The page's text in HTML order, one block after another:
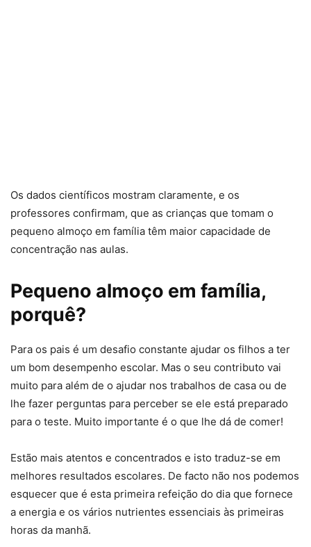
Os dados científicos mostram claramente, e os
professores confirmam, que as crianças que tomam o
pequeno almoço em família têm maior capacidade de
concentração nas aulas.
Pequeno almoço em família,
porquê?
Para os pais é um desafio constante ajudar os filhos a ter
um bom desempenho escolar. Mas o seu contributo vai
muito para além de o ajudar nos trabalhos de casa ou de
lhe fazer perguntas para perceber se ele está preparado
para o teste. Muito importante é o que lhe dá de comer!
Estão mais atentos e concentrados e isto traduz-se em
melhores resultados escolares. De facto não nos podemos
esquecer que é esta primeira refeição do dia que fornece
a energia e os vários nutrientes essenciais às primeiras
horas da manhã.